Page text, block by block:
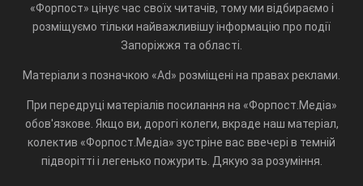
«Форпост» цінує час своїх читачів, тому ми відбираємо і
розміщуємо тільки найважливішу інформацію про події
Запоріжжя та області.
Матеріали з позначкою «Ad» розміщені на правах реклами.
При передруці матеріалів посилання на «Форпост.Медіа»
обов'язкове. Якщо ви, дорогі колеги, вкраде наш матеріал,
колектив «Форпост.Медіа» зустріне вас ввечері в темній
підворітті і легенько пожурить. Дякую за розуміння.